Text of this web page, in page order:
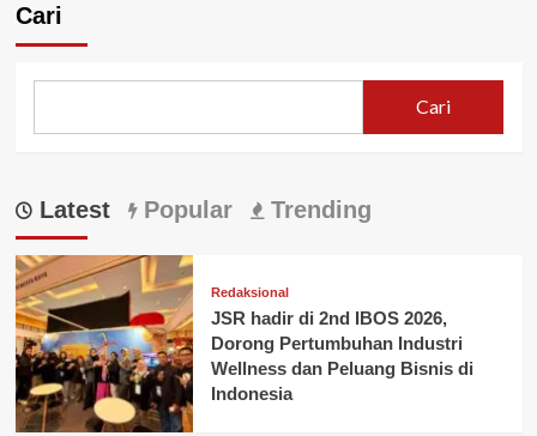
Cari
Cari
Latest Popular Trending
Redaksional
JSR hadir di 2nd IBOS 2026,
Dorong Pertumbuhan Industri
Wellness dan Peluang Bisnis di
Indonesia